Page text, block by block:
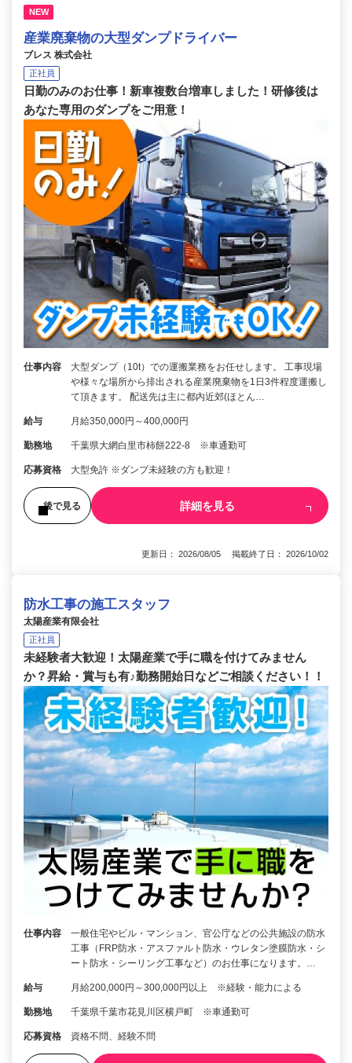
NEW
産業廃棄物の大型ダンプドライバー
ブレス 株式会社
正社員
日勤のみのお仕事！新車複数台増車しました！研修後は
あなた専用のダンプをご用意！
仕事内容
大型ダンプ（10t）での運搬業務をお任せします。 工事現場
や様々な場所から排出される産業廃棄物を1日3件程度運搬し
て頂きます。 配送先は主に都内近郊(ほとん…
給与 月給350,000円～400,000円
勤務地 千葉県大網白里市柿餅222-8 ※車通勤可
応募資格 大型免許 ※ダンプ未経験の方も歓迎！
後で見る 詳細を見る
更新日： 2026/08/05 掲載終了日： 2026/10/02
防水工事の施工スタッフ
太陽産業有限会社
正社員
未経験者大歓迎！太陽産業で手に職を付けてみません
か？昇給・賞与も有♪勤務開始日などご相談ください！！
仕事内容
一般住宅やビル・マンション、官公庁などの公共施設の防水
工事（FRP防水・アスファルト防水・ウレタン塗膜防水・シ
ート防水・シーリング工事など）のお仕事になります。…
給与 月給200,000円～300,000円以上 ※経験・能力による
勤務地 千葉県千葉市花見川区横戸町 ※車通勤可
応募資格 資格不問、経験不問